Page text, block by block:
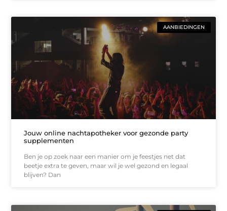
AANBIEDINGEN
Jouw online nachtapotheker voor gezonde party
supplementen
Ben je op zoek naar een manier om je feestjes net dat
beetje extra te geven, maar wil je wel gezond en legaal
blijven? Dan